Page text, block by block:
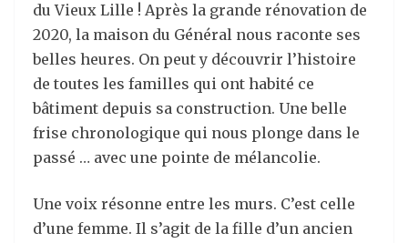
du Vieux Lille ! Après la grande rénovation de
2020, la maison du Général nous raconte ses
belles heures. On peut y découvrir l’histoire
de toutes les familles qui ont habité ce
bâtiment depuis sa construction. Une belle
frise chronologique qui nous plonge dans le
passé … avec une pointe de mélancolie.
Une voix résonne entre les murs. C’est celle
d’une femme. Il s’agit de la fille d’un ancien